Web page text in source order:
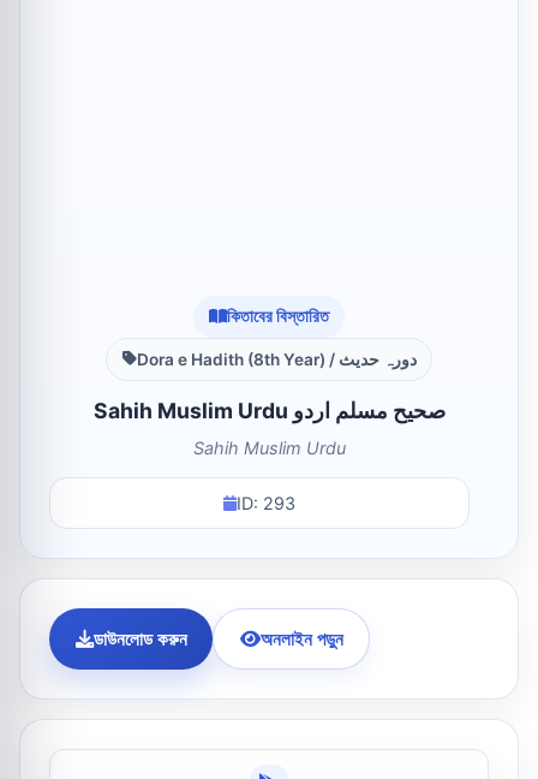
কিতাবের বিস্তারিত
Dora e Hadith (8th Year) / دورہ حدیث
Sahih Muslim Urdu صحیح مسلم اردو
Sahih Muslim Urdu
ID: 293
ডাউনলোড করুন অনলাইন পড়ুন